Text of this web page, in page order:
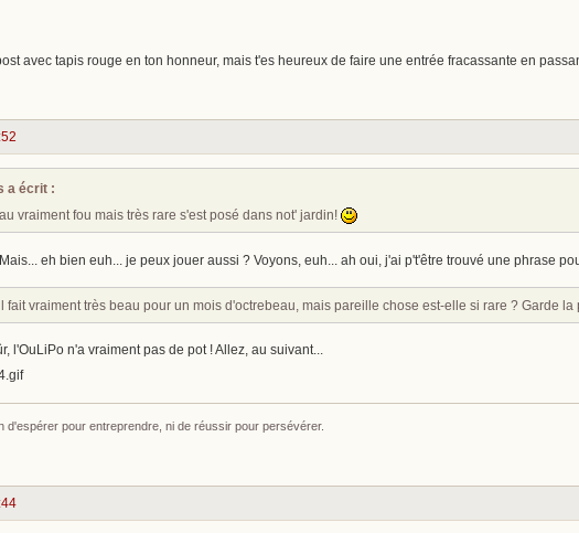
avec tapis rouge en ton honneur, mais t'es heureux de faire une entrée fracassante en
a écrit :
vraiment fou mais très rare s'est posé dans not' jardin!
eh bien euh... je peux jouer aussi ? Voyons, euh... ah oui, j'ai p't'être trouvé une phrase
fait vraiment très beau pour un mois d'octrebeau, mais pareille chose est-elle si rare ? Garde
l'OuLiPo n'a vraiment pas de pot ! Allez, au suivant...
d'espérer pour entreprendre, ni de réussir pour persévérer.